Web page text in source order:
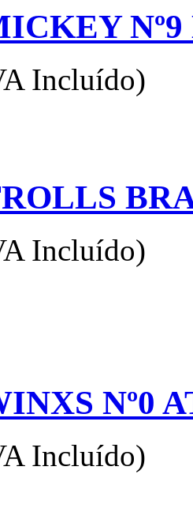
Nº9
Incluído)
Incluído)
Nº0
Incluído)